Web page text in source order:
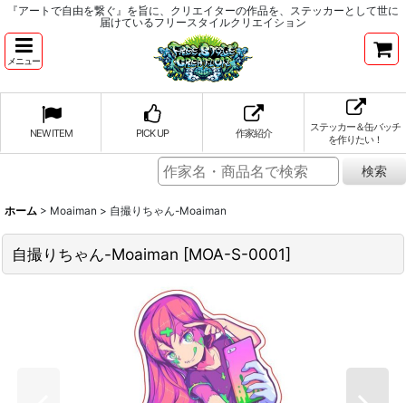
『アートで自由を繋ぐ』を旨に、クリエイターの作品を、ステッカーとして世に
届けているフリースタイルクリエイション
メニュー
NEW ITEM PICK UP 作家紹介
ステッカー＆缶バッチ
を作りたい！
ホーム > Moaiman > 自撮りちゃん-Moaiman
自撮りちゃん-Moaiman [MOA-S-0001]